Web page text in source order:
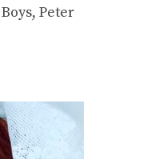
Peter